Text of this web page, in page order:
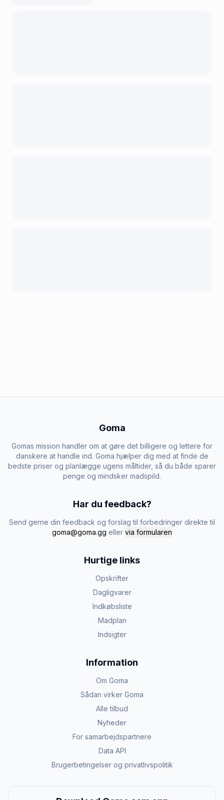
Goma
Gomas mission handler om at gøre det billigere og lettere for
danskere at handle ind. Goma hjælper dig med at finde de
bedste priser og planlægge ugens måltider, så du både sparer
penge og mindsker madspild.
Har du feedback?
Send gerne din feedback og forslag til forbedringer direkte til
goma@goma.gg eller via formularen
Hurtige links
Opskrifter
Dagligvarer
Indkøbsliste
Madplan
Indsigter
Information
Om Goma
Sådan virker Goma
Alle tilbud
Nyheder
For samarbejdspartnere
Data API
Brugerbetingelser og privatlivspolitik